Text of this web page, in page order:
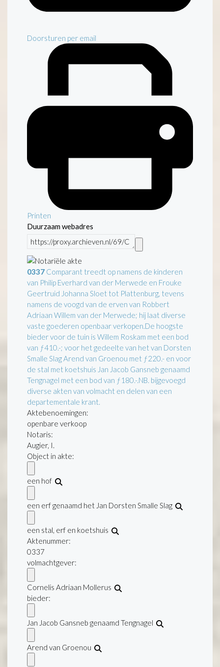
Doorsturen per email
Printen
Duurzaam webadres
0337 Comparant treedt op namens de kinderen
van Philip Everhard van der Merwede en Frouke
Geertruid Johanna Sloet tot Plattenburg, tevens
namens de voogd van de erven van Robbert
Adriaan Willem van der Merwede; hij laat diverse
vaste goederen openbaar verkopen.De hoogste
bieder voor de tuin is Willem Roskam met een bod
van ƒ410.-; voor het gedeelte van het van Dorsten
Smalle Slag Arend van Groenou met ƒ220.- en voor
de stal met koetshuis Jan Jacob Gansneb genaamd
Tengnagel met een bod van ƒ180.-.NB. bijgevoegd
diverse akten van volmacht en delen van een
departementale krant.
Aktebenoemingen:
openbare verkoop
Notaris:
Augier, I.
Object in akte:
een hof
een erf genaamd het Jan Dorsten Smalle Slag
een stal, erf en koetshuis
Aktenummer:
0337
volmachtgever:
Cornelis Adriaan Mollerus
bieder:
Jan Jacob Gansneb genaamd Tengnagel
Arend van Groenou